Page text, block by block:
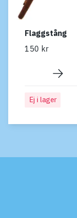
Flaggstång
150 kr
Ej i lager